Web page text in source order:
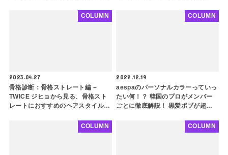
う韓国風スタイリングで垢抜け必至
2023.04.27
骨格診断：骨格ストレート編 –
TWICE ジヒョから見る、骨格スト
レートにおすすめのヘアスタイルと
リ！ 太って見えないための注意点
COLUMN
2022.12.19
aespaのパーソナルカラーっていっ
たい何！？ 韓国のプロがメンバー
ごとに徹底解説！ 黒髪ボブが超似
意外な診断結果を要チェック
COLUMN
COLUMN COLUMN